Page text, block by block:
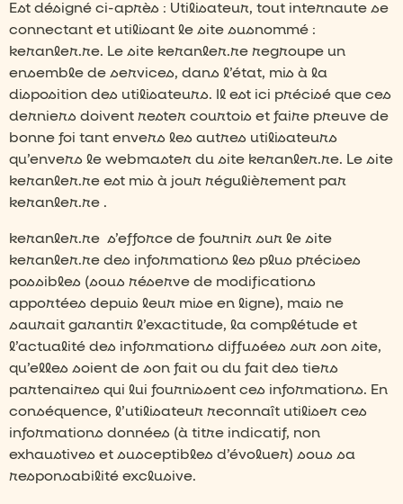
Est désigné ci-après : Utilisateur, tout internaute se
connectant et utilisant le site susnommé :
keranler.re. Le site keranler.re regroupe un
ensemble de services, dans l’état, mis à la
disposition des utilisateurs. Il est ici précisé que ces
derniers doivent rester courtois et faire preuve de
bonne foi tant envers les autres utilisateurs
qu’envers le webmaster du site keranler.re. Le site
keranler.re est mis à jour régulièrement par
keranler.re .
keranler.re s’efforce de fournir sur le site
keranler.re des informations les plus précises
possibles (sous réserve de modifications
apportées depuis leur mise en ligne), mais ne
saurait garantir l’exactitude, la complétude et
l’actualité des informations diffusées sur son site,
qu’elles soient de son fait ou du fait des tiers
partenaires qui lui fournissent ces informations. En
conséquence, l’utilisateur reconnaît utiliser ces
informations données (à titre indicatif, non
exhaustives et susceptibles d’évoluer) sous sa
responsabilité exclusive.